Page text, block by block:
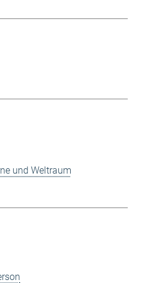
und Weltraum